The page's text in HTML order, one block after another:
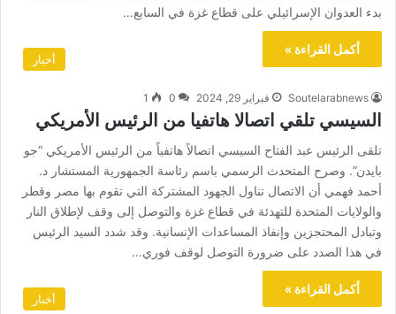
بدء العدوان الإسرائيلي على قطاع غزة في السابع…
أكمل القراءة »
أخبار
Soutelarabnews فبراير 29, 2024 0
1
السيسي تلقي اتصالا هاتفيا من الرئيس الأمريكي
تلقى الرئيس عبد الفتاح السيسي اتصالاً هاتفياً من الرئيس الأمريكي “جو
بايدن”. وصرح المتحدث الرسمي باسم رئاسة الجمهورية المستشار د.
أحمد فهمي أن الاتصال تناول الجهود المشتركة التي تقوم بها مصر وقطر
والولايات المتحدة للتهدئة في قطاع غزة والتوصل إلى وقف لإطلاق النار
وتبادل المحتجزين وإنفاذ المساعدات الإنسانية. وقد شدد السيد الرئيس
في هذا الصدد على ضرورة التوصل لوقف فوري…
أكمل القراءة »
أخبار